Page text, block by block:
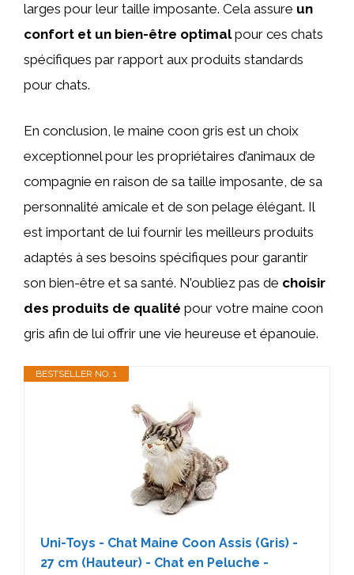
larges pour leur taille imposante. Cela assure un
confort et un bien-être optimalpour ces chats
spécifiques par rapport aux produits standards
pour chats.
En conclusion, le maine coon gris est un choix
exceptionnel pour les propriétaires d’animaux de
compagnie en raison de sa taille imposante, de sa
personnalité amicale et de son pelage élégant. Il
est important de lui fournir les meilleurs produits
adaptés à ses besoins spécifiques pour garantir
son bien-être et sa santé. N’oubliez pas de choisir
des produits de qualité pour votre maine coon
gris afin de lui offrir une vie heureuse et épanouie.
BESTSELLER NO. 1
Uni-Toys - Chat Maine Coon Assis (Gris) -
27 cm (Hauteur) - Chat en Peluche -